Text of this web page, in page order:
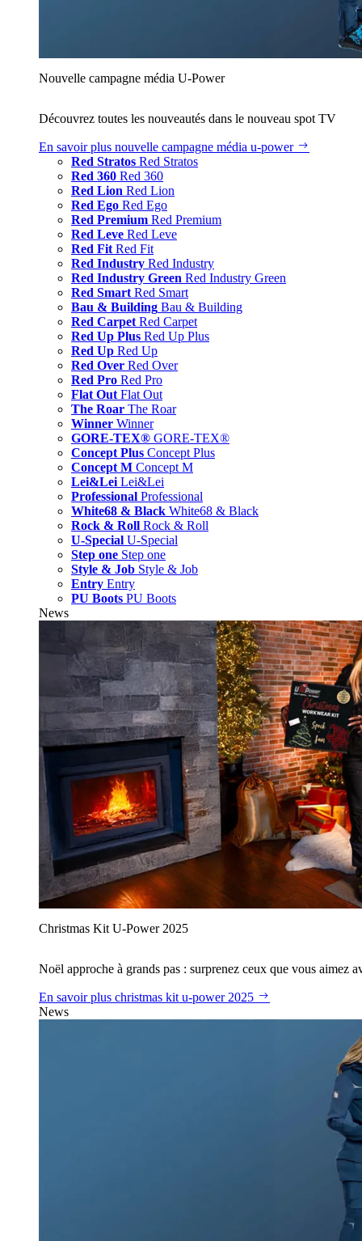
Nouvelle campagne média U‑Power
Découvrez toutes les nouveautés dans le nouveau spot TV
En savoir plus nouvelle campagne média u‑power
Red Stratos Red Stratos
Red 360 Red 360
Red Lion Red Lion
Red Ego Red Ego
Red Premium Red Premium
Red Leve Red Leve
Red Fit Red Fit
Red Industry Red Industry
Red Industry Green Red Industry Green
Red Smart Red Smart
Bau & Building Bau & Building
Red Carpet Red Carpet
Red Up Plus Red Up Plus
Red Up Red Up
Red Over Red Over
Red Pro Red Pro
Flat Out Flat Out
The Roar The Roar
Winner Winner
GORE-TEX® GORE-TEX®
Concept Plus Concept Plus
Concept M Concept M
Lei&Lei Lei&Lei
Professional Professional
White68 & Black White68 & Black
Rock & Roll Rock & Roll
U-Special U-Special
Step one Step one
Style & Job Style & Job
Entry Entry
PU Boots PU Boots
News
Christmas Kit U‑Power 2025
Noël approche à grands pas : surprenez ceux que vous aimez
En savoir plus christmas kit u‑power 2025
News